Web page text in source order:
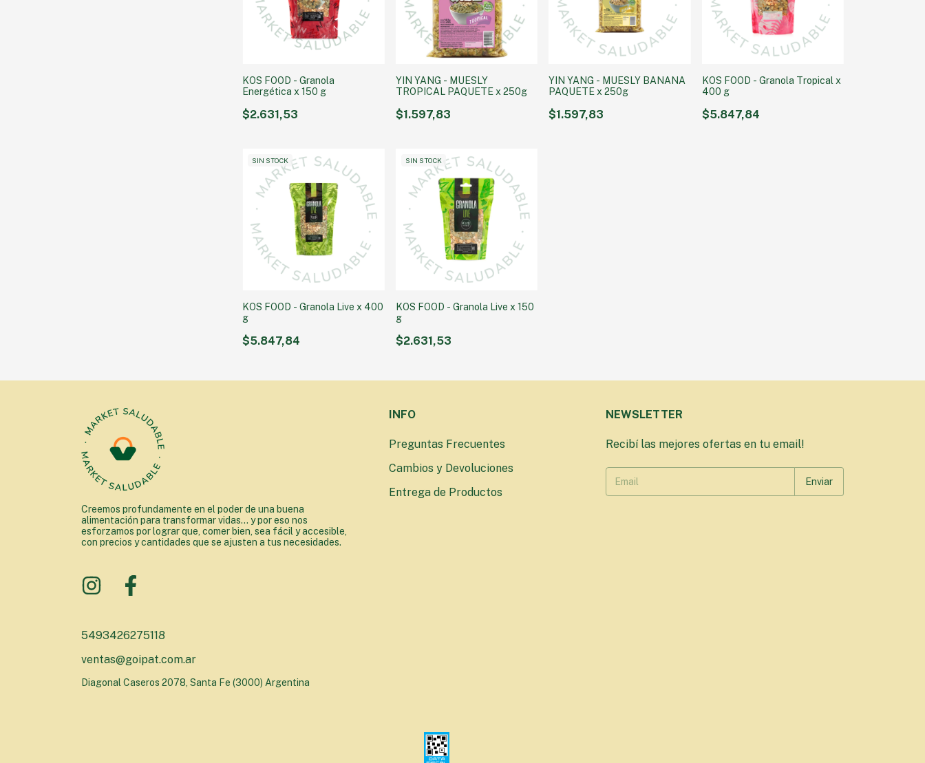
KOS FOOD - Granola
Energética x 150 g
$2.631,53
YIN YANG - MUESLY
TROPICAL PAQUETE x 250g
$1.597,83
YIN YANG - MUESLY BANANA
PAQUETE x 250g
$1.597,83
KOS FOOD - Granola Tropical x
400 g
$5.847,84
SIN STOCK
KOS FOOD - Granola Live x 400
g
$5.847,84
SIN STOCK
KOS FOOD - Granola Live x 150
g
$2.631,53
Creemos profundamente en el poder de una buena
alimentación para transformar vidas... y por eso nos
esforzamos por lograr que, comer bien, sea fácil y accesible,
con precios y cantidades que se ajusten a tus necesidades.
5493426275118
ventas@goipat.com.ar
Diagonal Caseros 2078, Santa Fe (3000) Argentina
INFO
Preguntas Frecuentes
Cambios y Devoluciones
Entrega de Productos
NEWSLETTER
Recibí las mejores ofertas en tu email!